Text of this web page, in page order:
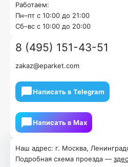
Наш адрес: г. Москва,
Подробная схема проезда —
Работаем:
Пн–пт с 10:00 до 21:00
Cб–вс с 10:00 до 20:00
8 (495) 151-43-51
zakaz@eparket.com
Написать в Telegram
Написать в Мах